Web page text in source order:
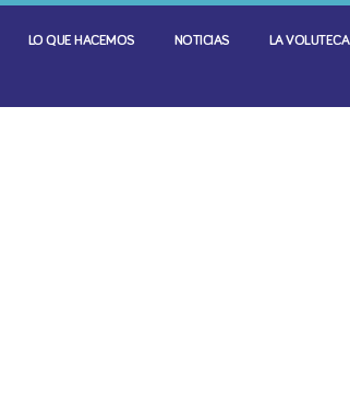
LO QUE HACEMOS NOTICIAS LA VOLUTECA